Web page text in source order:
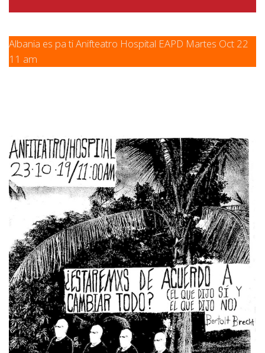
Albania es pa ti Anifteatro Hospital EAPD Martes Oct 22
11 am